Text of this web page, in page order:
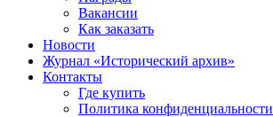
Вакансии
Как заказать
Новости
Журнал «Исторический архив»‎
Контакты
Где купить
Политика конфиденциальности